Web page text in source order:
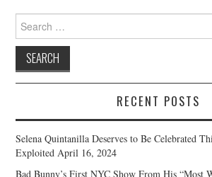
Search
for:
RECENT POSTS
Selena Quintanilla Deserves to Be Celebrated
Exploited April 16, 2024
Bad Bunny’s First NYC Show From His “Most